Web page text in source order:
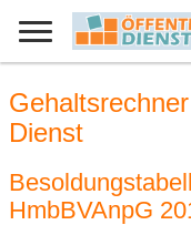
Dienst
HmbBVAnpG